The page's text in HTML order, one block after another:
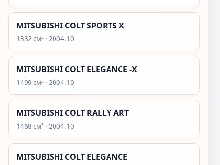
MITSUBISHI COLT SPORTS X
1332 см³ · 2004.10
MITSUBISHI COLT ELEGANCE -X
1499 см³ · 2004.10
MITSUBISHI COLT RALLY ART
1468 см³ · 2004.10
MITSUBISHI COLT ELEGANCE